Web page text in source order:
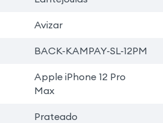
Avizar
BACK-KAMPAY-SL-12PM
Apple iPhone 12 Pro
Max
Prateado